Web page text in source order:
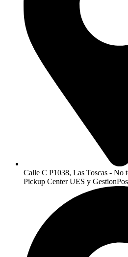
Calle C P1038, Las Toscas - No
Pickup Center UES y